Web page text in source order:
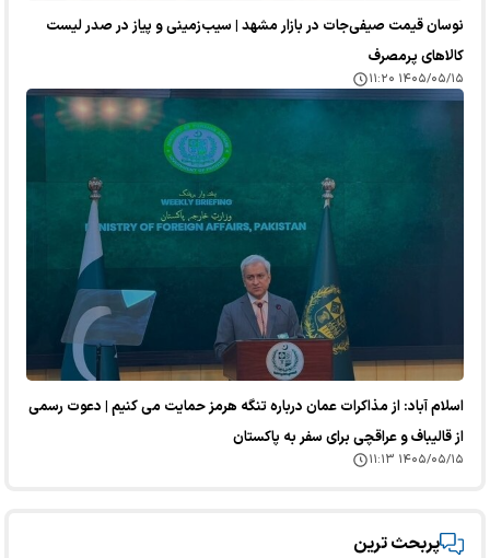
نوسان قیمت صیفی‌جات در بازار مشهد | سیب‌زمینی و پیاز در صدر لیست
کالا‌های پرمصرف
۱۴۰۵/۰۵/۱۵ ۱۱:۲۰
اسلام آباد: از مذاکرات عمان درباره تنگه هرمز حمایت می کنیم | دعوت رسمی
از قالیباف و عراقچی برای سفر به پاکستان
۱۴۰۵/۰۵/۱۵ ۱۱:۱۳
پربحث ترین